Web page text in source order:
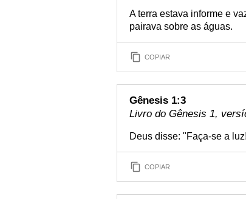
A terra estava informe e
pairava sobre as águas.
COPIAR
Gênesis 1:3
Livro do Gênesis 1,
Deus disse: "Faça-se a
COPIAR